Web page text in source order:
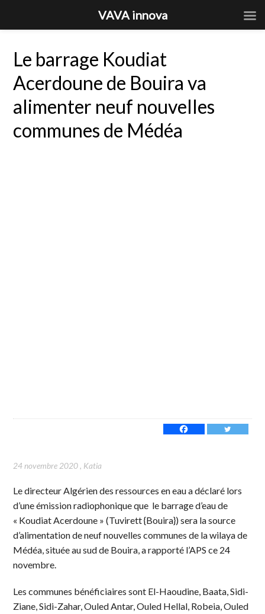
Le barrage Koudiat
Acerdoune de Bouira va
alimenter neuf nouvelles
communes de Médéa
24 novembre 2020, Katia
Le directeur Algérien des ressources en eau a déclaré lors
d’une émission radiophonique que le barrage d’eau de
« Koudiat Acerdoune » (Tuvirett {Bouira}) sera la source
d’alimentation de neuf nouvelles communes de la wilaya de
Médéa, située au sud de Bouira, a rapporté l’APS ce 24
novembre.
Les communes bénéficiaires sont El-Haoudine, Baata, Sidi-
Ziane, Sidi-Zahar, Ouled Antar, Ouled Hellal, Robeia, Ouled
VAVA innova